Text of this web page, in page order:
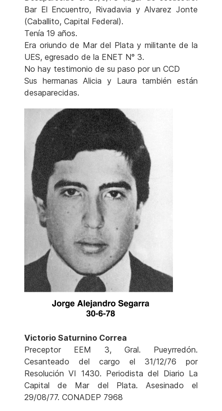
Bar El Encuentro, Rivadavia y Alvarez Jonte
(Caballito, Capital Federal).
Tenía 19 años.
Era oriundo de Mar del Plata y militante de la
UES, egresado de la ENET N° 3.
No hay testimonio de su paso por un CCD
Sus hermanas Alicia y Laura también están
desaparecidas.
Victorio Saturnino Correa
Preceptor EEM 3, Gral. Pueyrredón.
Cesanteado del cargo el 31/12/76 por
Resolución VI 1430. Periodista del Diario La
Capital de Mar del Plata. Asesinado el
29/08/77. CONADEP 7968